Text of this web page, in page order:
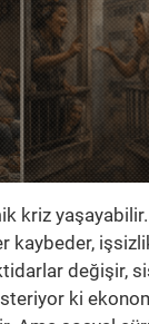
kriz
kaybeder,
değişir,
ki